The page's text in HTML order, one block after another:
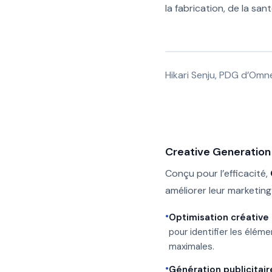
la fabrication, de la
Hikari Senju, PDG
‍Creative
Conçu pour l’efficacité,
améliorer leur
•Optimisation créative
pour identifier les
maximales.
•Génération